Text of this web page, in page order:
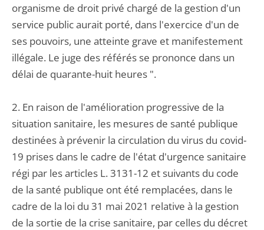
organisme de droit privé chargé de la gestion d'un
service public aurait porté, dans l'exercice d'un de
ses pouvoirs, une atteinte grave et manifestement
illégale. Le juge des référés se prononce dans un
délai de quarante-huit heures ".
2. En raison de l'amélioration progressive de la
situation sanitaire, les mesures de santé publique
destinées à prévenir la circulation du virus du covid-
19 prises dans le cadre de l'état d'urgence sanitaire
régi par les articles L. 3131-12 et suivants du code
de la santé publique ont été remplacées, dans le
cadre de la loi du 31 mai 2021 relative à la gestion
de la sortie de la crise sanitaire, par celles du décret